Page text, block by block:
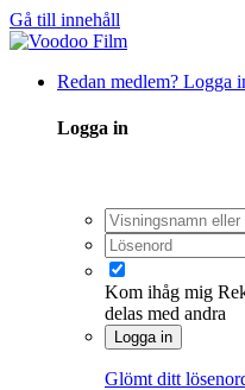
Gå till innehåll
Redan medlem? Logga
Logga in
Kom ihåg mig
delas med andra
Logga in
Glömt ditt